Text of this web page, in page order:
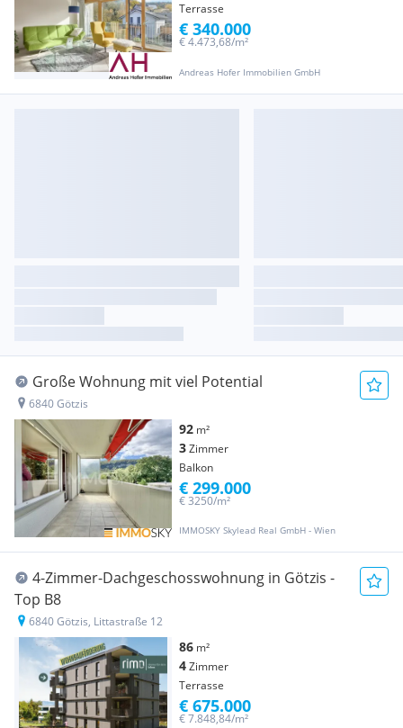
Terrasse
Andreas Hofer Immobilien GmbH
€ 4.473,68/m²
€ 340.000
Große Wohnung mit viel Potential
6840 Götzis
92 m²
3Zimmer
Balkon
IMMOSKY Skylead Real GmbH - Wien
€ 3250/m²
€ 299.000
4-Zimmer-Dachgeschosswohnung in Götzis -
Top B8
6840 Götzis, Littastraße 12
86 m²
4Zimmer
Terrasse
€ 7.848,84/m²
€ 675.000